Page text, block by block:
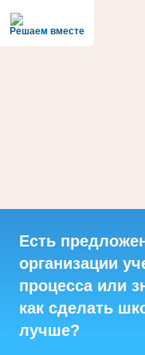
Решаем вместе
Есть
организации
процесса или
как сделать
лучше?